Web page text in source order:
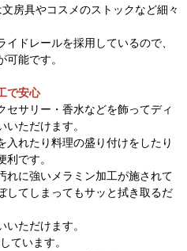
房具やコスメのストックなど細々
ドレールを採用しているので、
能です。
で安心
セサリー・香水などを飾ってディ
ただけます。
入れたり料理の盛り付けをしたり
です。
れに強いメラミン加工が施されて
してしまってもサッと拭き取るだ
ただけます。
ています。